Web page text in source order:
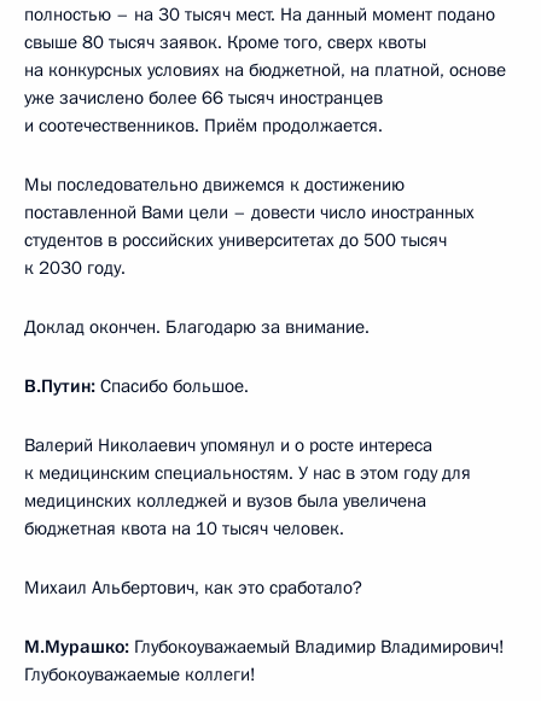
полностью – на 30 тысяч мест. На данный момент подано
свыше 80 тысяч заявок. Кроме того, сверх квоты
на конкурсных условиях на бюджетной, на платной, основе
уже зачислено более 66 тысяч иностранцев
и соотечественников. Приём продолжается.
Мы последовательно движемся к достижению
поставленной Вами цели – довести число иностранных
студентов в российских университетах до 500 тысяч
к 2030 году.
Доклад окончен. Благодарю за внимание.
В.Путин: Спасибо большое.
Валерий Николаевич упомянул и о росте интереса
к медицинским специальностям. У нас в этом году для
медицинских колледжей и вузов была увеличена
бюджетная квота на 10 тысяч человек.
Михаил Альбертович, как это сработало?
М.Мурашко: Глубокоуважаемый Владимир Владимирович!
Глубокоуважаемые коллеги!